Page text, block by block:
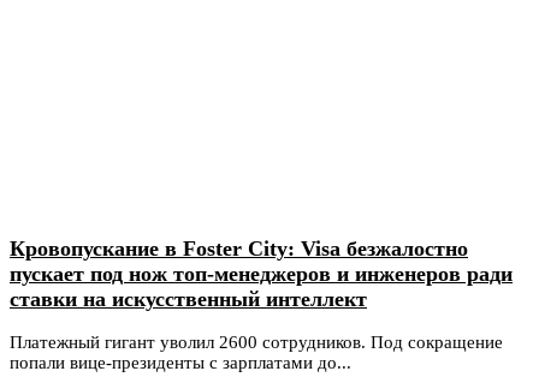
Кровопускание в Foster City: Visa безжалостно
пускает под нож топ-менеджеров и инженеров ради
ставки на искусственный интеллект
Платежный гигант уволил 2600 сотрудников. Под сокращение
попали вице-президенты с зарплатами до...